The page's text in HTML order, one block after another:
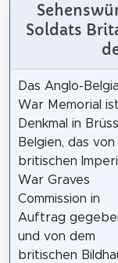
Soldats
Das Anglo-
War Memorial
Denkmal in
Belgien, das
britischen
War Graves
Commission in
Auftrag
und von dem
britischen